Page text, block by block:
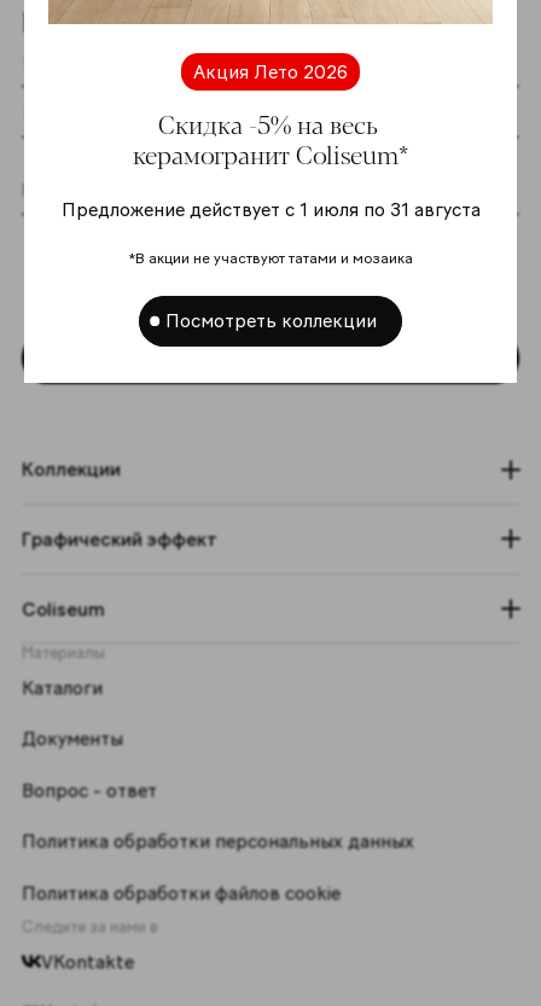
Акция Лето 2026
Скидка -5% на весь
керамогранит Coliseum*
Предложение действует с 1 июля по 31 августа
*В акции не участвуют татами и мозаика
Посмотреть коллекции
Подпишитесь на новостную рассылку
Я даю согласие на хранение и обработку
моих персональных данных согласно
Политике в отношении обработки
персональных данных*
Коллекции
Графический эффект
Coliseum
Материалы
Каталоги
Документы
Вопрос - ответ
Политика обработки персональных данных
Политика обработки файлов cookie
Следите за нами в
VKontakte